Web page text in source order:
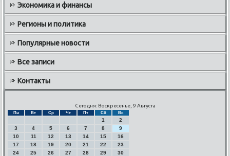
Экономика и финансы
Регионы и политика
Популярные новости
Все записи
Контакты
Сегодня: Воскресенье, 9 Августа
Пн Вт Ср Чт Пт Сб Вс
1
2
3
4 5 6 7 8
9
10
11 12 13 14 15
16
17
18 19 20 21 22
23
24
25 26 27 28 29
30